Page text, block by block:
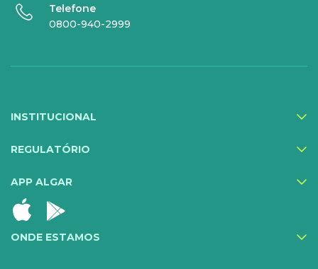
DIGITAIS
Compartilhe Energia
Exa Segurança
MediQuo Empresas
Helptec
Inner IA
Todos os serviços
Telefone
0800-940-2999
INSTITUCIONAL
REGULATÓRIO
APP ALGAR
ONDE ESTAMOS